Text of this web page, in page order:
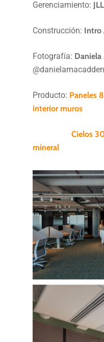
Gerenciamiento:
Construcción: Intro
Fotografía: Daniela
@danielamacadden
Producto: Paneles
interior muros
Cielos
mineral